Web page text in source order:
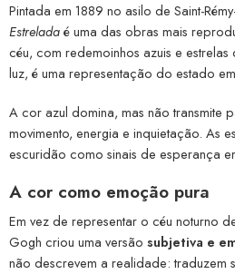
Pintada em 1889 no asilo de Saint-
Estreladaé uma das obras mais
céu, com redemoinhos azuis e
luz, é uma representação do estado
A cor azul domina, mas não transmite
movimento, energia e inquietação. As
escuridão como sinais de esperança
A cor como emoção pura
Em vez de representar o céu noturno
Gogh criou uma versão subjetiva e
não descrevem a realidade: traduzem